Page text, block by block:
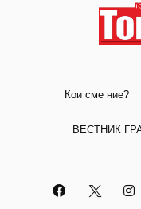
Кои сме ние?
ВЕСТНИК